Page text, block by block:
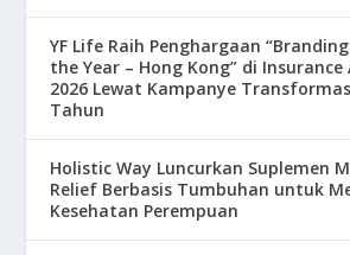
YF Life Raih Penghargaan
the Year – Hong Kong” di Insurance
2026 Lewat Kampanye
Tahun
Holistic Way Luncurkan Suplemen
Relief Berbasis Tumbuhan untuk
Kesehatan Perempuan